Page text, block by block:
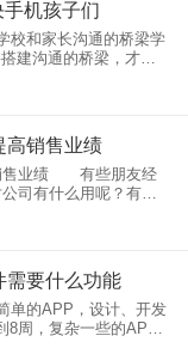
机孩子们
校和家长沟通的桥梁学
建沟通的桥梁，才能
。家校互动app开发可
的通知，老师可以查
高销售业绩
售业绩 有些朋友经
司有什么用呢？有网
知，APP开发公司在
开发，企业开发一个
需要什么功能
单的APP，设计、开发
周，复杂一些的APP